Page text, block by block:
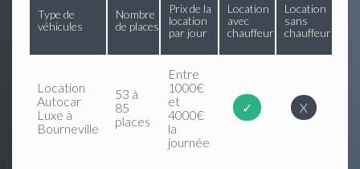
Type de
véhicules
Nombre
de places
Prix de la
location
par jour
Location
avec
chauffeur
Location
sans
chauffeur
Location
Autocar
Luxe à
Bourneville
53 à
85
places
Entre
1000€
et
4000€
la
journée
✓ X